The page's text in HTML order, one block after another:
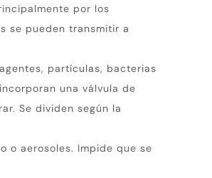
por los
se pueden transmitir a
partículas, bacterias
una válvula de
Se dividen según la
o aerosoles. Impide que se